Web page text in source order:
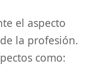
el aspecto
la profesión.
como: